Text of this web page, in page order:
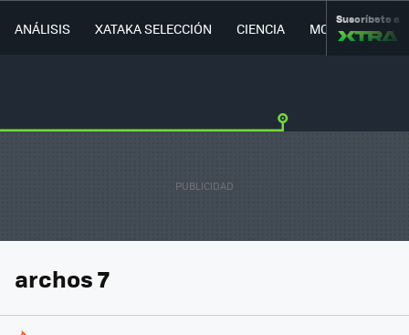
ANÁLISIS XATAKA SELECCIÓN CIENCIA MOVILIDAD
Suscríbete a
archos 7